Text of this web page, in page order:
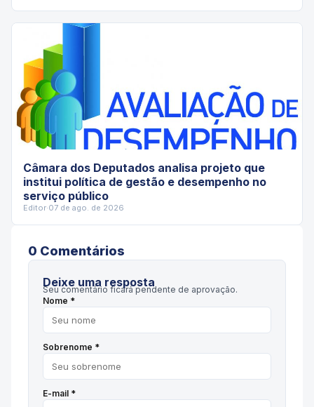
Câmara dos Deputados analisa projeto que
institui política de gestão e desempenho no
serviço público
Editor·07 de ago. de 2026
0 Comentários
Deixe uma resposta
Seu comentário ficará pendente de aprovação.
Nome *
Sobrenome *
E-mail *